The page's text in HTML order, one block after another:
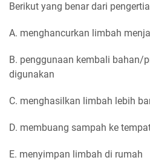
Berikut yang benar dari
A. menghancurkan limbah
B. penggunaan kembali bahan/
digunakan
C. menghasilkan limbah lebih
D. membuang sampah ke
E. menyimpan limbah di rumah